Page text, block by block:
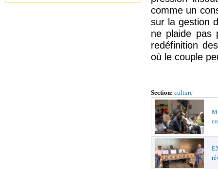
comme un
sur la gestion
ne plaide pas
redéfinition
où le couple
Section: culture